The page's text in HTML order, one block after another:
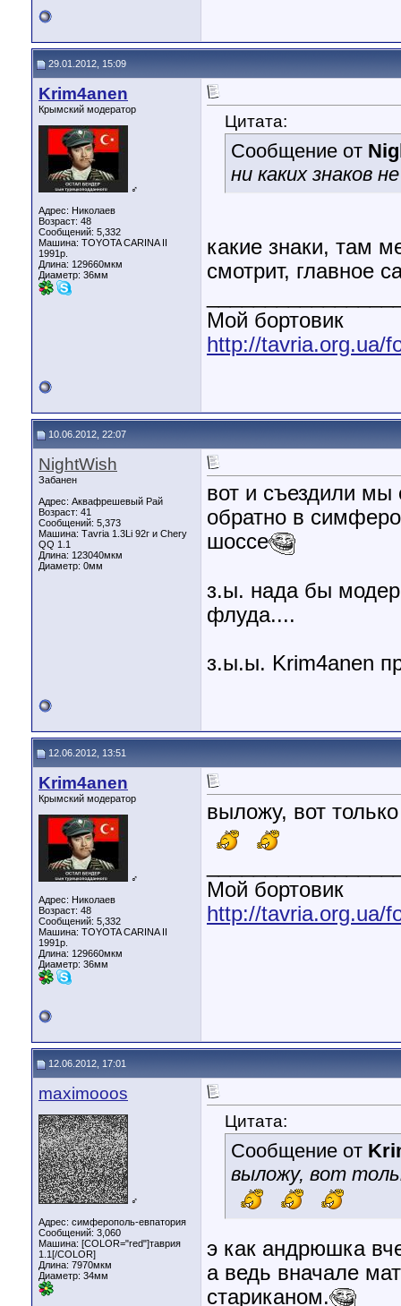
29.01.2012, 15:09
Krim4anen
Крымский модератор
♂
Адрес: Николаев
Возраст: 48
Сообщений: 5,332
Машина: TOYOTA CARINA II
1991р.
Длина: 129660мкм
Диаметр: 36мм
Цитата:
Сообщение от
ни каких знаков
какие знаки, там
смотрит, главное
Мой бортовик
http://tavria.org.ua/
10.06.2012, 22:07
NightWish
Забанен
Адрес: Аквафрешевый Рай
Возраст: 41
Сообщений: 5,373
Машина: Таvria 1.3Li 92г и Chery
QQ 1.1
Длина: 123040мкм
Диаметр: 0мм
вот и съездили мы
обратно в
шоссе
з.ы. нада бы
флуда....
з.ы.ы. Krim4anen
12.06.2012, 13:51
Krim4anen
Крымский модератор
♂
Адрес: Николаев
Возраст: 48
Сообщений: 5,332
Машина: TOYOTA CARINA II
1991р.
Длина: 129660мкм
Диаметр: 36мм
выложу, вот
Мой бортовик
http://tavria.org.ua/
12.06.2012, 17:01
maximooos
♂
Адрес: симферополь-евпатория
Сообщений: 3,060
Машина: [COLOR="red"]таврия
1.1[/COLOR]
Длина: 7970мкм
Диаметр: 34мм
Цитата:
Сообщение от
выложу, вот
э как андрюшка
а ведь вначале
стариканом.